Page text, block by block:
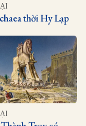
thời Hy Lạp